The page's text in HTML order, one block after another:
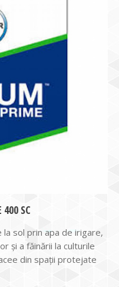
SC
la sol prin apa de irigare,
şi a făinării la culturile
din spaţii protejate